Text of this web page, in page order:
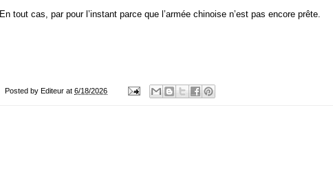
En tout cas, par pour l’instant parce que l’armée chinoise n’est pas encore prête.
Posted by Editeur at 6/18/2026